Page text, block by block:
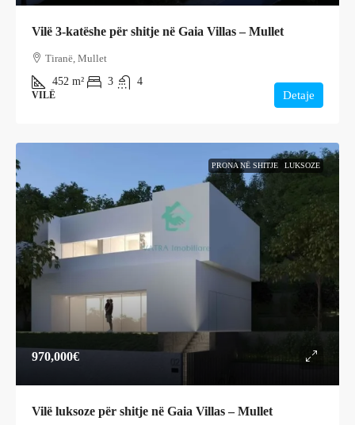
Vilë 3-katëshe për shitje në Gaia Villas – Mullet
Tiranë, Mullet
452 m² 3 4
VILË Detaje
PRONA NË SHITJE LUKSOZE
970,000€
Vilë luksoze për shitje në Gaia Villas – Mullet